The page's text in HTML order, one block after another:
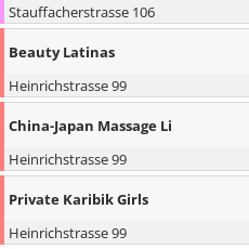
Stauffacherstrasse 106
Beauty Latinas
Heinrichstrasse 99
China-Japan Massage Li
Heinrichstrasse 99
Private Karibik Girls
Heinrichstrasse 99